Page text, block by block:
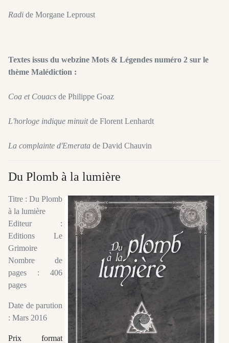
Radi de Morgane Leproust
Textes issus du webzine Mots & Légendes numéro 2 sur le
thème Malédiction :
Coa et Couacs de Philippe Goaz
L'horloge indique minuitde Florent Lenhardt
La complainte d'Emerata de David Chauvin
Du Plomb à la lumière
Titre : Du Plomb
à la lumière
Editeur :
Editions Le
Grimoire
Nombre de
pages : 406
pages
Date de parution
: Mars 2016
Prix format